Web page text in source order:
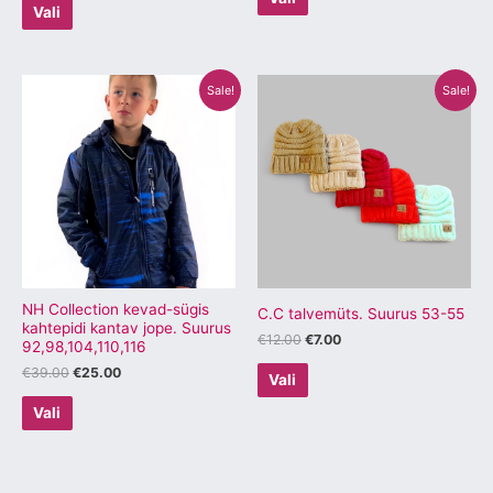
Vali
Sale!
NH Collection kevad-sügis
kahtepidi kantav jope. Suurus
92,98,104,110,116
€39.00
Algne
€39.00.
€25.00
Praegune
hind
on:
€25.00.
Vali
Sellel
tootel
on
mitu
varianti.
Valikuid
saab
teha
tootelehel.
Sale!
C.C talvemüts. Suurus 53-55
€12.00
oli:
€12.00.
€7.00
€7.00.
Vali
tootel
on
mitu
varianti.
Valikuid
tootelehel.